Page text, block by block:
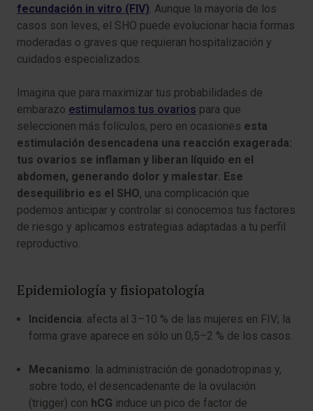
fecundación in vitro (FIV). Aunque la mayoría de los
casos son leves, el SHO puede evolucionar hacia formas
moderadas o graves que requieran hospitalización y
cuidados especializados.
Imagina que para maximizar tus probabilidades de
embarazo estimulamos tus ovarios para que
seleccionen más folículos, pero en ocasiones esta
estimulación desencadena una reacción exagerada:
tus ovarios se inflaman y liberan líquido en el
abdomen, generando dolor y malestar. Ese
desequilibrio es el SHO, una complicación que
podemos anticipar y controlar si conocemos tus factores
de riesgo y aplicamos estrategias adaptadas a tu perfil
reproductivo.
Epidemiología y fisiopatología
Incidencia: afecta al 3–10 % de las mujeres en FIV; la
forma grave aparece en sólo un 0,5–2 % de los casos.
Mecanismo: la administración de gonadotropinas y,
sobre todo, el desencadenante de la ovulación
(trigger) con hCG induce un pico de factor de